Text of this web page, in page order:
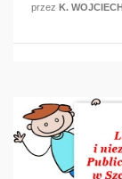
przez K.